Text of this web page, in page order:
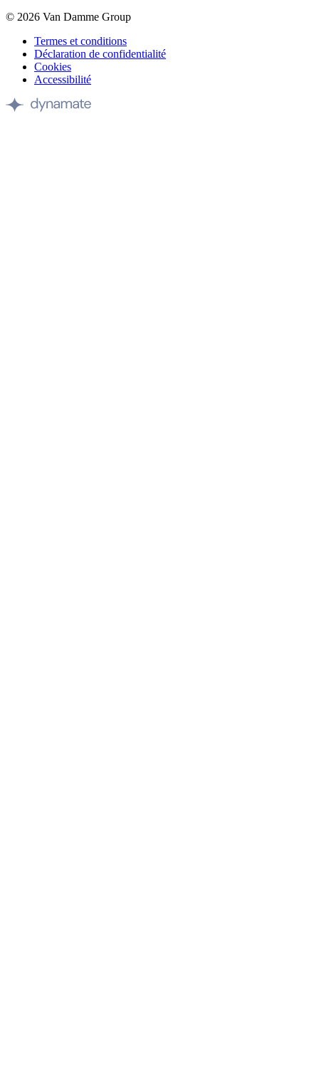
© 2026 Van Damme Group
Termes et conditions
Déclaration de confidentialité
Cookies
Accessibilité
Site